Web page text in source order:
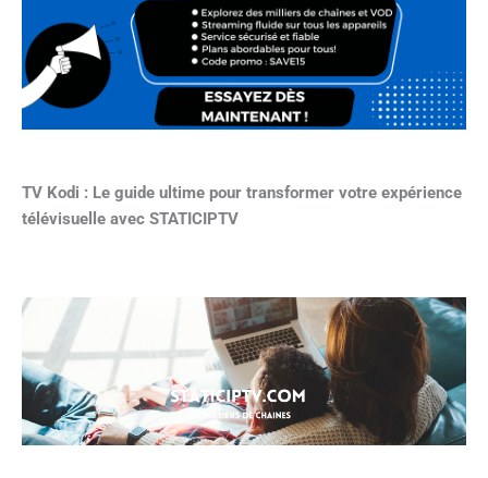
TV Kodi : Le guide ultime pour transformer votre expérience
télévisuelle avec STATICIPTV